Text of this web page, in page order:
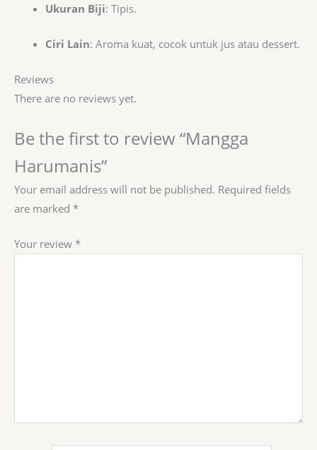
Ukuran Biji: Tipis.
Ciri Lain: Aroma kuat, cocok untuk jus atau dessert.
Reviews
There are no reviews yet.
Be the first to review “Mangga
Harumanis”
Your email address will not be published. Required fields
are marked *
Your review *